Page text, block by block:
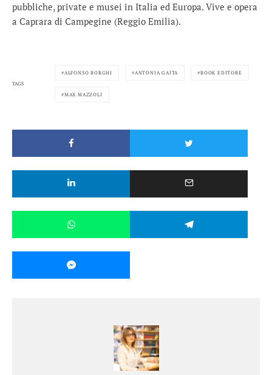
pubbliche, private e musei in Italia ed Europa. Vive e opera
a Caprara di Campegine (Reggio Emilia).
TAGS
ALFONSO BORGHI ANTONIA GAITA BOOK EDITORE
MAX MAZZOLI